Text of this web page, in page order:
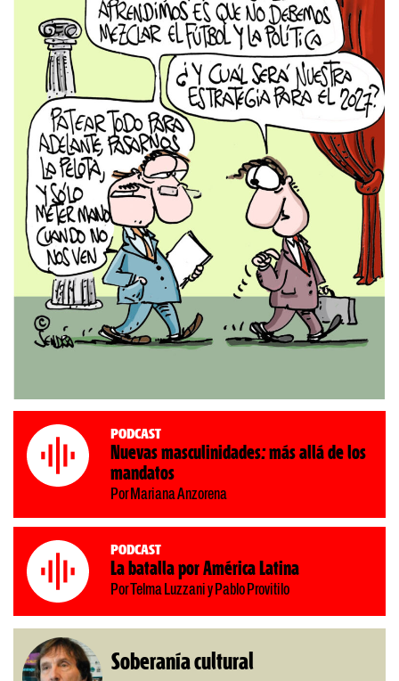
Podcast
Nuevas masculinidades: más allá de los
mandatos
Por Mariana Anzorena
Podcast
La batalla por América Latina
Por Telma Luzzani y Pablo Provitilo
Soberanía cultural